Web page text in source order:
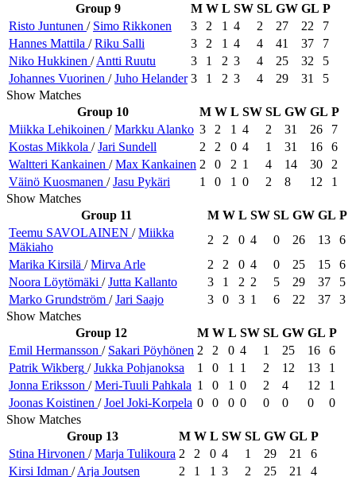
Group 9
M W L SW SL GW GL P
Risto Juntunen / Simo Rikkonen 3 2 1 4 2 27 22
7
Hannes Mattila /Riku Salli 3 2 1 4 4 41 37
7
Niko Hukkinen /Antti Ruutu 3 1 2 3 4 25 32
5
Johannes Vuorinen /Juho Helander 3 1 2 3 4 29 31
5
Show Matches
Group 10
M W L SW SL GW GL P
Miikka Lehikoinen /Markku Alanko 3 2 1 4 2 31 26
7
Kostas Mikkola /Jari Sundell 2 2 0 4 1 31 16
6
Waltteri Kankainen /Max Kankainen 2 0 2 1 4 14 30
2
Väinö Kuosmanen /Jasu Pykäri 1 0 1 0 2 8 12
1
Show Matches
Group 11
M W L SW SL GW GL P
Teemu SAVOLAINEN /Miikka
Mäkiaho
2 2 0 4 0 26 13
6
Marika Kirsilä /Mirva Arle 2 2 0 4 0 25 15
6
Noora Löytömäki /Jutta Kallanto 3 1 2 2 5 29 37
5
Marko Grundström /Jari Saajo 3 0 3 1 6 22 37
3
Show Matches
Group 12
M W L SW SL GW GL P
Emil Hermansson / Sakari Pöyhönen 2 2 0 4 1 25 16
6
Patrik Wikberg /Jukka Pohjanoksa 1 0 1 1 2 12 13
1
Jonna Eriksson /Meri-Tuuli Pahkala 1 0 1 0 2 4 12
1
Joonas Koistinen /Joel Joki-Korpela 0 0 0 0 0 0 0
0
Show Matches
Group 13
M W L SW SL GW GL P
Stina Hirvonen /Marja Tulikoura 2 2 0 4 1 29 21
6
Kirsi Idman /Arja Joutsen 2 1 1 3 2 25 21 4